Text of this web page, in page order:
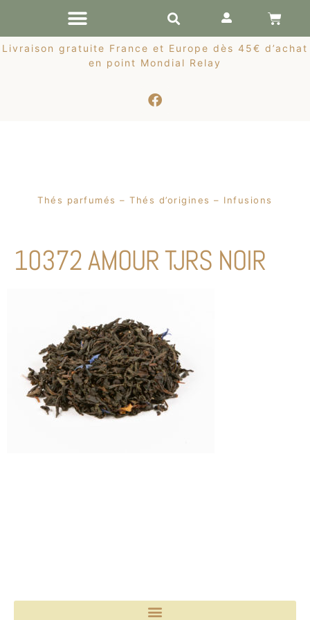
Livraison gratuite France et Europe dès 45€ d’achat
en point Mondial Relay
Thés parfumés – Thés d’origines – Infusions
10372 AMOUR TJRS NOIR